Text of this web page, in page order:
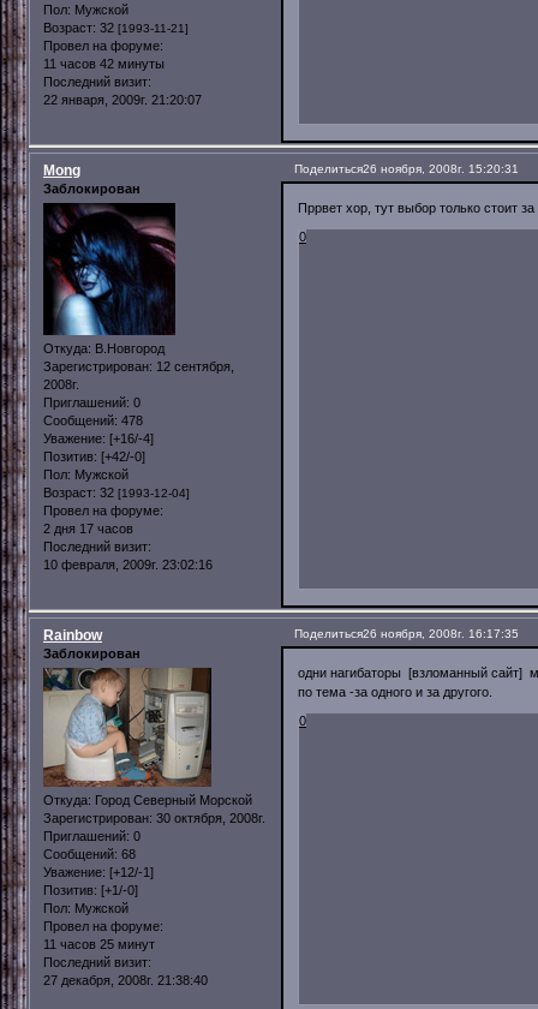
Пол: Мужской
Возраст: 32 [1993-11-21]
Провел на форуме:
11 часов 42 минуты
Последний визит:
22 января, 2009г. 21:20:07
Поделиться26 ноября, 2008г. 15:20:31
Mong
Заблокирован
Откуда: В.Новгород
Зарегистрирован: 12 сентября,
2008г.
Приглашений: 0
Сообщений: 478
Уважение: [+16/-4]
Позитив: [+42/-0]
Пол: Мужской
Возраст: 32 [1993-12-04]
Провел на форуме:
2 дня 17 часов
Последний визит:
10 февраля, 2009г. 23:02:16
Пррвет хор, тут выбор только стоит
0
Поделиться26 ноября, 2008г. 16:17:35
Rainbow
Заблокирован
Откуда: Город Северный Морской
Зарегистрирован: 30 октября, 2008г.
Приглашений: 0
Сообщений: 68
Уважение: [+12/-1]
Позитив: [+1/-0]
Пол: Мужской
Провел на форуме:
11 часов 25 минут
Последний визит:
27 декабря, 2008г. 21:38:40
одни нагибаторы [взломанный сайт]
по тема -за одного и за другого.
0